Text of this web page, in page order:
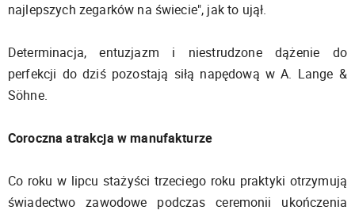
najlepszych zegarków na świecie", jak to ujął.
Determinacja, entuzjazm i niestrudzone dążenie do
perfekcji do dziś pozostają siłą napędową w A. Lange &
Söhne.
Coroczna atrakcja w manufakturze
Co roku w lipcu stażyści trzeciego roku praktyki otrzymują
świadectwo zawodowe podczas ceremonii ukończenia